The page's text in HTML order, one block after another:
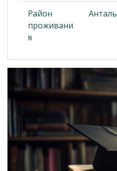
Район
проживани
я